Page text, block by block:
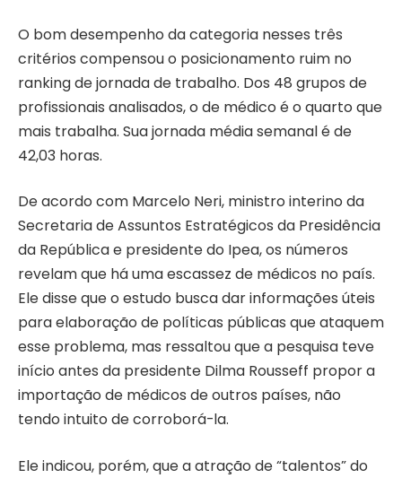
O bom desempenho da categoria nesses três
critérios compensou o posicionamento ruim no
ranking de jornada de trabalho. Dos 48 grupos de
profissionais analisados, o de médico é o quarto que
mais trabalha. Sua jornada média semanal é de
42,03 horas.
De acordo com Marcelo Neri, ministro interino da
Secretaria de Assuntos Estratégicos da Presidência
da República e presidente do Ipea, os números
revelam que há uma escassez de médicos no país.
Ele disse que o estudo busca dar informações úteis
para elaboração de políticas públicas que ataquem
esse problema, mas ressaltou que a pesquisa teve
início antes da presidente Dilma Rousseff propor a
importação de médicos de outros países, não
tendo intuito de corroborá-la.
Ele indicou, porém, que a atração de “talentos” do